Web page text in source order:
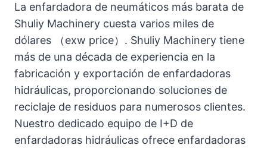
La enfardadora de neumáticos más barata de
Shuliy Machinery cuesta varios miles de
dólares （exw price）. Shuliy Machinery tiene
más de una década de experiencia en la
fabricación y exportación de enfardadoras
hidráulicas, proporcionando soluciones de
reciclaje de residuos para numerosos clientes.
Nuestro dedicado equipo de I+D de
enfardadoras hidráulicas ofrece enfardadoras